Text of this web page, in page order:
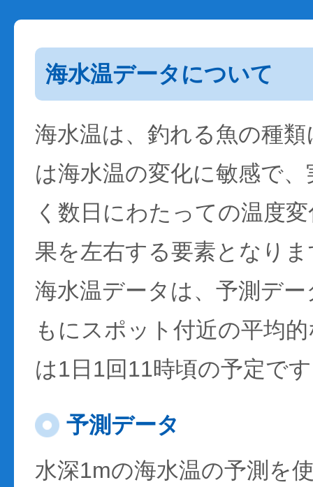
海水温データについて
海水温は、釣れる魚の種
は海水温の変化に敏感で
く数日にわたっての温度
果を左右する要素となり
海水温データは、予測デ
もにスポット付近の平均
は1日1回11時頃の予定で
予測データ
水深1mの海水温の予測を